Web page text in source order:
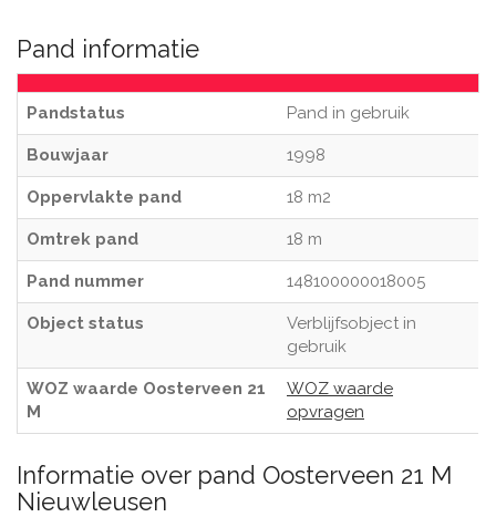
Pand informatie
Pandstatus Pand in gebruik
Bouwjaar 1998
Oppervlakte pand 18 m2
Omtrek pand 18 m
Pand nummer 148100000018005
Object status
Verblijfsobject in
gebruik
WOZ waarde Oosterveen 21
M
WOZ waarde
opvragen
Informatie over pand Oosterveen 21 M
Nieuwleusen